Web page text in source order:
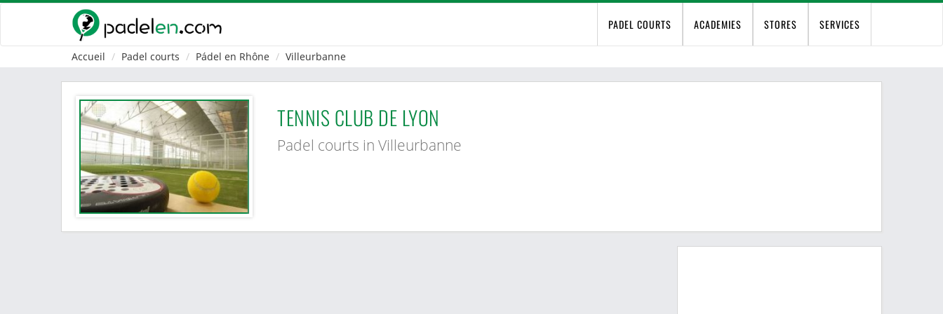
PADEL COURTS ACADEMIES STORES SERVICES
Accueil Padel courts Pádel en Rhône Villeurbanne
TENNIS CLUB DE LYON
Padel courts in Villeurbanne